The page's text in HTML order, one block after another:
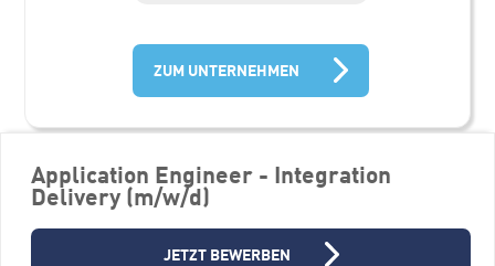
Application Engineer - Integration
Delivery (m/w/d)
JETZT BEWERBEN
ZUM UNTERNEHMEN
Weitere Stellenangebote